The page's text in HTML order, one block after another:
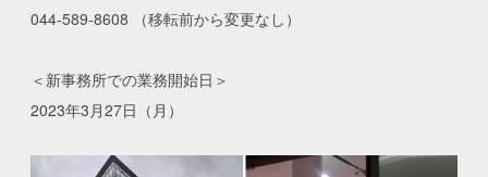
044-589-8608 （移転前から変更なし）
＜新事務所での業務開始日＞
2023年3月27日（月）